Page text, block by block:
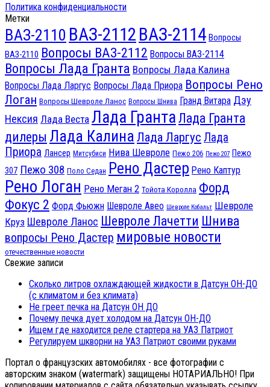
Политика конфиденциальности
Метки
ВАЗ-2110 ВАЗ-2112 ВАЗ-2114 Вопросы
ВАЗ-2110 Вопросы ВАЗ-2112 Вопросы ВАЗ-2114
Вопросы Лада Гранта Вопросы Лада Калина
Вопросы Лада Ларгус Вопросы Лада Приора Вопросы Рено
Логан Вопросы Шевроле Ланос Вопросы Шнива Гранд Витара Дэу
Нексия Лада Веста Лада Гранта Лада Гранта
дилеры Лада Калина Лада Ларгус Лада
Приора Лансер Митсубиси Нива Шевроле Пежо 206 Пежо 207 Пежо
307 Пежо 308 Поло Седан Рено Дастер Рено Каптур
Рено Логан Рено Меган 2 Тойота Королла Форд
Фокус 2 Форд Фьюжн Шевроле Авео Шевроле Кобальт Шевроле
Круз Шевроле Ланос Шевроле Лачетти Шнива
вопросы Рено Дастер мировые новости
отечественные новости
Свежие записи
Сколько литров охлаждающей жидкости в Датсун ОН-ДО
(с климатом и без климата)
Не греет печка на Датсун ОН ДО
Почему печка дует холодом на Датсун ОН-ДО
Ищем где находится реле стартера на УАЗ Патриот
Регулируем шкворни на УАЗ Патриот своими руками
Портал о французских автомобилях - все фотографии с
авторским знаком (watermark) защищены НОТАРИАЛЬНО! При